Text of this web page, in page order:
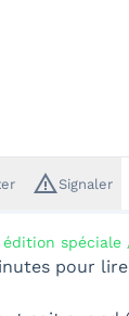
warning_amberSignaler
édition spéciale
pour